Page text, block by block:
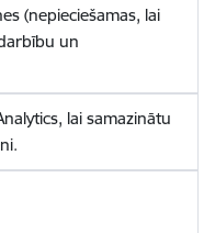
(nepieciešamas, lai
un
lai samazinātu